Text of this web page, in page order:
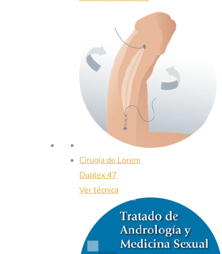
Cirugía de Lorem
Duplex 47
Ver técnica